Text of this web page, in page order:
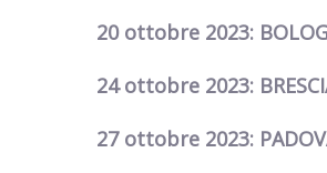
20 ottobre 2023:
24 ottobre 2023:
27 ottobre 2023: